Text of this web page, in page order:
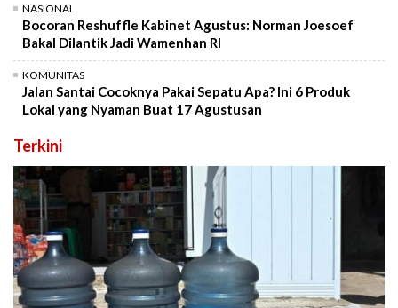
NASIONAL
Bocoran Reshuffle Kabinet Agustus: Norman Joesoef
Bakal Dilantik Jadi Wamenhan RI
KOMUNITAS
Jalan Santai Cocoknya Pakai Sepatu Apa? Ini 6 Produk
Lokal yang Nyaman Buat 17 Agustusan
Terkini